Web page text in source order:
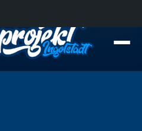
rollt nach Krefeld! Wohin rollt der